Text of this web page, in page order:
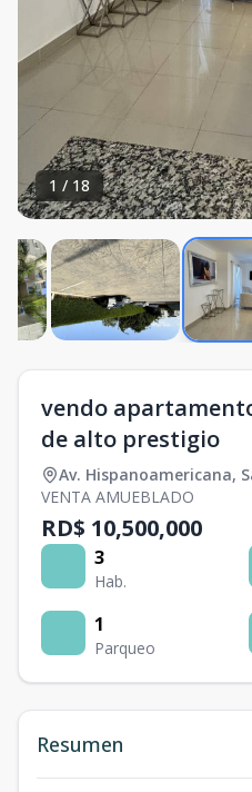
1 / 18
vendo
de alto prestigio
Av. Hispanoamericana,
VENTA AMUEBLADO
RD$ 10,500,000
3
Hab.
1
Parqueo
Resumen